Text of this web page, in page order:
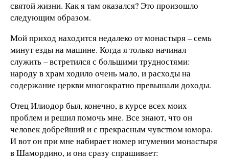
святой жизни. Как я там оказался? Это произошло
следующим образом.
Мой приход находится недалеко от монастыря – семь
минут езды на машине. Когда я только начинал
служить – встретился с большими трудностями:
народу в храм ходило очень мало, и расходы на
содержание церкви многократно превышали доходы.
Отец Илиодор был, конечно, в курсе всех моих
проблем и решил помочь мне. Все знают, что он
человек добрейший и с прекрасным чувством юмора.
И вот он при мне набирает номер игумении монастыря
в Шамордино, и она сразу спрашивает: